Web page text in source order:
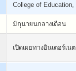
College of
มิถุนายนกลางเดือน
เปิดเผยทางอินเตอร์เนต